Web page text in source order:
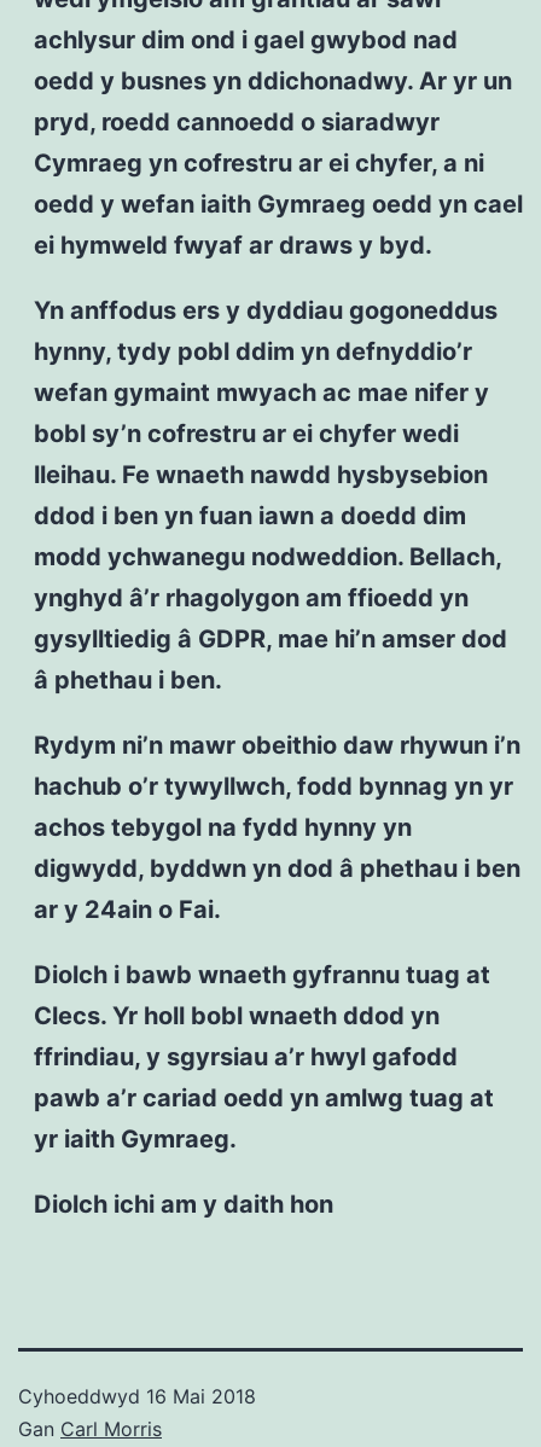
achlysur dim ond i gael gwybod nad
oedd y busnes yn ddichonadwy. Ar yr un
pryd, roedd cannoedd o siaradwyr
Cymraeg yn cofrestru ar ei chyfer, a ni
oedd y wefan iaith Gymraeg oedd yn cael
ei hymweld fwyaf ar draws y byd.
Yn anffodus ers y dyddiau gogoneddus
hynny, tydy pobl ddim yn defnyddio’r
wefan gymaint mwyach ac mae nifer y
bobl sy’n cofrestru ar ei chyfer wedi
lleihau. Fe wnaeth nawdd hysbysebion
ddod i ben yn fuan iawn a doedd dim
modd ychwanegu nodweddion. Bellach,
ynghyd â’r rhagolygon am ffioedd yn
gysylltiedig â GDPR, mae hi’n amser dod
â phethau i ben.
Rydym ni’n mawr obeithio daw rhywun i’n
hachub o’r tywyllwch, fodd bynnag yn yr
achos tebygol na fydd hynny yn
digwydd, byddwn yn dod â phethau i ben
ar y 24ain o Fai.
Diolch i bawb wnaeth gyfrannu tuag at
Clecs. Yr holl bobl wnaeth ddod yn
ffrindiau, y sgyrsiau a’r hwyl gafodd
pawb a’r cariad oedd yn amlwg tuag at
yr iaith Gymraeg.
Diolch ichi am y daith hon
Cyhoeddwyd 16 Mai 2018
Gan Carl Morris